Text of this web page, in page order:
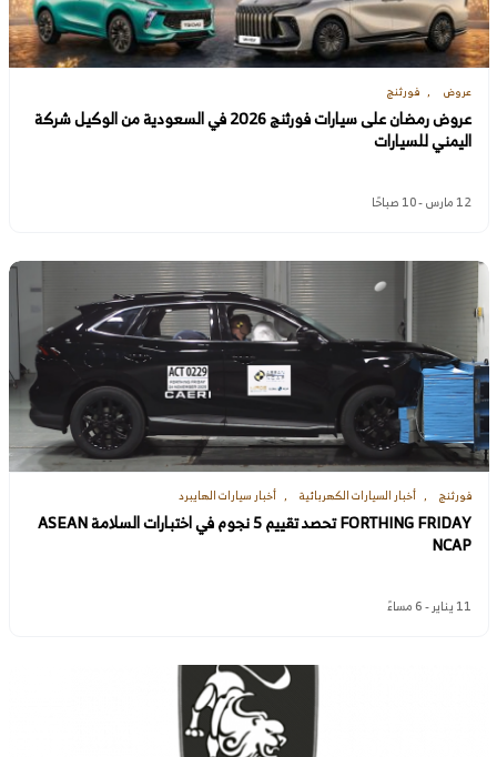
عروض فورثنج
عروض رمضان على سيارات فورثنج 2026 في السعودية من الوكيل شركة
اليمني للسيارات
12 مارس - 10 صباحًا
فورثنج أخبار السيارات الكهربائية أخبار سيارات الهايبرد
FORTHING FRIDAY تحصد تقييم 5 نجوم في اختبارات السلامة ASEAN
NCAP
11 يناير - 6 مساءً